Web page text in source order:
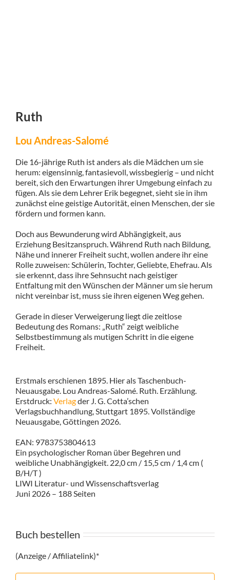
Ruth
Lou Andreas-Salomé
Die 16-jährige Ruth ist anders als die Mädchen um sie
herum: eigensinnig, fantasievoll, wissbegierig – und nicht
bereit, sich den Erwartungen ihrer Umgebung einfach zu
fügen. Als sie dem Lehrer Erik begegnet, sieht sie in ihm
zunächst eine geistige Autorität, einen Menschen, der sie
fördern und formen kann.
Doch aus Bewunderung wird Abhängigkeit, aus
Erziehung Besitzanspruch. Während Ruth nach Bildung,
Nähe und innerer Freiheit sucht, wollen andere ihr eine
Rolle zuweisen: Schülerin, Tochter, Geliebte, Ehefrau. Als
sie erkennt, dass ihre Sehnsucht nach geistiger
Entfaltung mit den Wünschen der Männer um sie herum
nicht vereinbar ist, muss sie ihren eigenen Weg gehen.
Gerade in dieser Verweigerung liegt die zeitlose
Bedeutung des Romans: „Ruth“ zeigt weibliche
Selbstbestimmung als mutigen Schritt in die eigene
Freiheit.
Erstmals erschienen 1895. Hier als Taschenbuch-
Neuausgabe. Lou Andreas-Salomé. Ruth. Erzählung.
Erstdruck: Verlagder J. G. Cotta’schen
Verlagsbuchhandlung, Stuttgart 1895. Vollständige
Neuausgabe, Göttingen 2026.
EAN: 9783753804613
Ein psychologischer Roman über Begehren und
weibliche Unabhängigkeit. 22,0 cm / 15,5 cm / 1,4 cm (
B/H/T )
LIWI Literatur- und Wissenschaftsverlag
Juni 2026 – 188 Seiten
Buch bestellen
(Anzeige / Affiliatelink)*